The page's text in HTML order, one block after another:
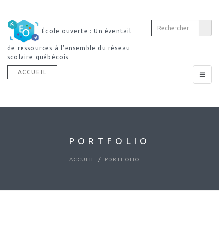
École ouverte : Un éventail
de ressources à l’ensemble du réseau
scolaire québécois
Découvrir
Toggle
ACCUEIL
PORTFOLIO
ACCUEIL PORTFOLIO